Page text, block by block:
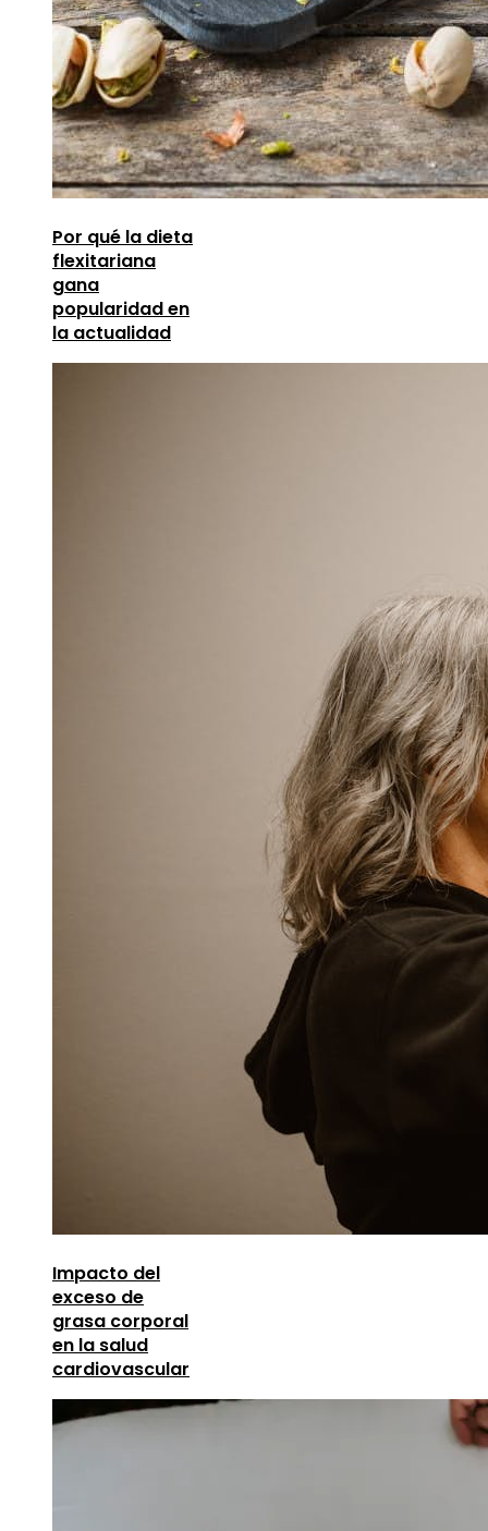
Por qué la dieta
flexitariana
gana
popularidad en
la actualidad
Impacto del
exceso de
grasa corporal
en la salud
cardiovascular